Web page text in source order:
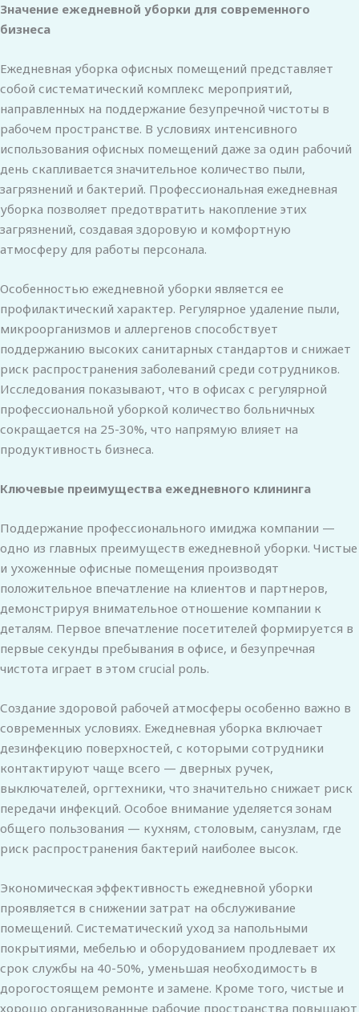
Значение ежедневной уборки для современного
бизнеса
Ежедневная уборка офисных помещений представляет
собой систематический комплекс мероприятий,
направленных на поддержание безупречной чистоты в
рабочем пространстве. В условиях интенсивного
использования офисных помещений даже за один рабочий
день скапливается значительное количество пыли,
загрязнений и бактерий. Профессиональная ежедневная
уборка позволяет предотвратить накопление этих
загрязнений, создавая здоровую и комфортную
атмосферу для работы персонала.
Особенностью ежедневной уборки является ее
профилактический характер. Регулярное удаление пыли,
микроорганизмов и аллергенов способствует
поддержанию высоких санитарных стандартов и снижает
риск распространения заболеваний среди сотрудников.
Исследования показывают, что в офисах с регулярной
профессиональной уборкой количество больничных
сокращается на 25-30%, что напрямую влияет на
продуктивность бизнеса.
Ключевые преимущества ежедневного клининга
Поддержание профессионального имиджа компании —
одно из главных преимуществ ежедневной уборки. Чистые
и ухоженные офисные помещения производят
положительное впечатление на клиентов и партнеров,
демонстрируя внимательное отношение компании к
деталям. Первое впечатление посетителей формируется в
первые секунды пребывания в офисе, и безупречная
чистота играет в этом crucial роль.
Создание здоровой рабочей атмосферы особенно важно в
современных условиях. Ежедневная уборка включает
дезинфекцию поверхностей, с которыми сотрудники
контактируют чаще всего — дверных ручек,
выключателей, оргтехники, что значительно снижает риск
передачи инфекций. Особое внимание уделяется зонам
общего пользования — кухням, столовым, санузлам, где
риск распространения бактерий наиболее высок.
Экономическая эффективность ежедневной уборки
проявляется в снижении затрат на обслуживание
помещений. Систематический уход за напольными
покрытиями, мебелью и оборудованием продлевает их
срок службы на 40-50%, уменьшая необходимость в
дорогостоящем ремонте и замене. Кроме того, чистые и
хорошо организованные рабочие пространства повышают